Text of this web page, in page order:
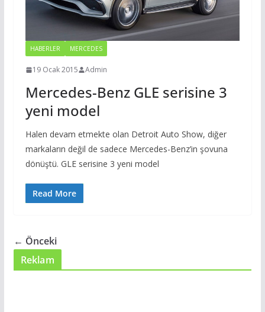
HABERLER MERCEDES
19 Ocak 2015 Admin
Mercedes-Benz GLE serisine 3
yeni model
Halen devam etmekte olan Detroit Auto Show, diğer
markaların değil de sadece Mercedes-Benz’in şovuna
dönüştü. GLE serisine 3 yeni model
Read More
← Önceki
Reklam